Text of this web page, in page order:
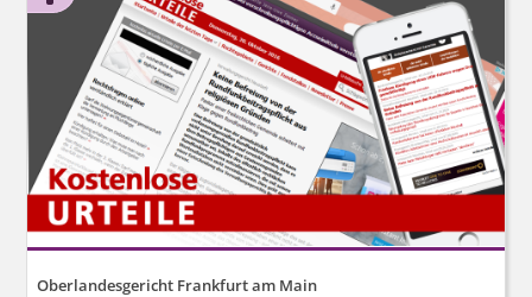
Oberlandesgericht Frankfurt am Main